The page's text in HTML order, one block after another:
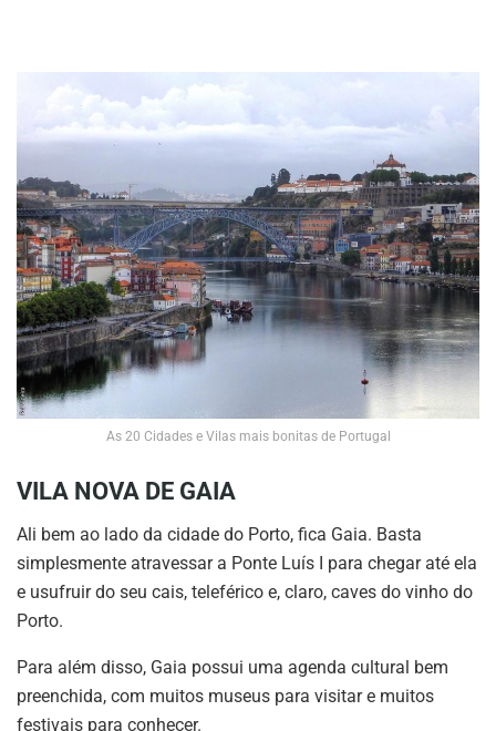
As 20 Cidades e Vilas mais bonitas de Portugal
VILA NOVA DE GAIA
Ali bem ao lado da cidade do Porto, fica Gaia. Basta
simplesmente atravessar a Ponte Luís I para chegar até ela
e usufruir do seu cais, teleférico e, claro, caves do vinho do
Porto.
Para além disso, Gaia possui uma agenda cultural bem
preenchida, com muitos museus para visitar e muitos
festivais para conhecer.